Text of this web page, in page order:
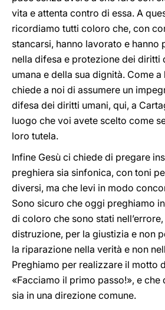
vita e attenta contro di essa. A
ricordiamo tutti coloro che, con
stancarsi, hanno lavorato e hanno
nella difesa e protezione dei diritti
umana e della sua dignità. Come
chiede a noi di assumere un
difesa dei diritti umani, qui, a
luogo che voi avete scelto come
loro tutela.
Infine Gesù ci chiede di pregare
preghiera sia sinfonica, con toni
diversi, ma che levi in modo
Sono sicuro che oggi preghiamo
di coloro che sono stati
distruzione, per la giustizia e non
la riparazione nella verità e non
Preghiamo per realizzare il motto
«Facciamo il primo passo!», e
sia in una direzione comune.